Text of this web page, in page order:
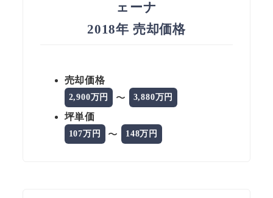
ェーナ
2018年 売却価格
売却価格
2,900万円 〜 3,880万円
坪単価
107万円 〜 148万円